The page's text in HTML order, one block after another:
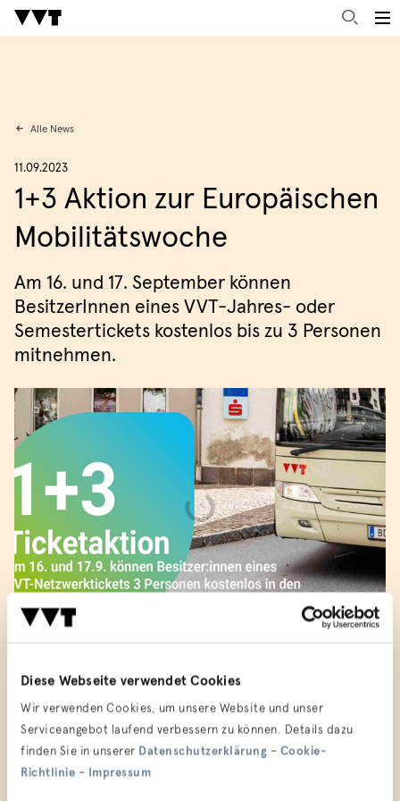
Diese Webseite verwendet Cookies
Wir verwenden Cookies, um unsere Website und unser
Serviceangebot laufend verbessern zu können. Details dazu
finden Sie in unserer Datenschutzerklärung – Cookie-
Richtlinie – Impressum
Alle News
11.09.2023
1+3 Aktion zur Europäischen
Mobilitätswoche
Am 16. und 17. September können
BesitzerInnen eines VVT-Jahres- oder
Semestertickets kostenlos bis zu 3 Personen
mitnehmen.
statt, bei der Gemeinden, Betriebe und Regionen nachhaltige
Mobilität sichtbar machen und in den Fokus rücken. Der
Verkehrsverbund Tirol initiiert passend dazu die 1+3-Aktion: Am
BesitzerInnen einer VVT-Jahres- oder Semesterkarte bis zu drei
Personen kostenlos mitnehmen.